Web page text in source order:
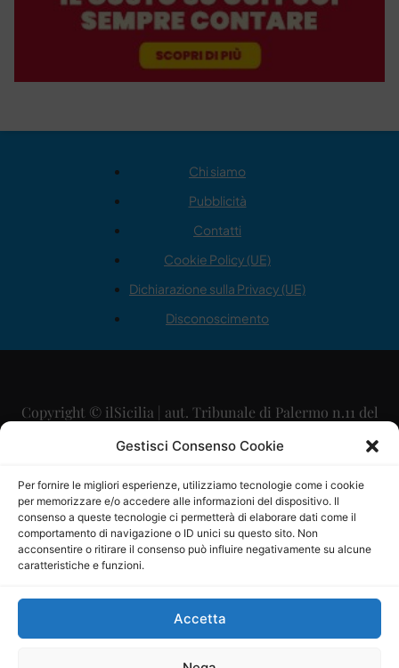
Gestisci Consenso Cookie
Per fornire le migliori esperienze, utilizziamo tecnologie come i cookie
per memorizzare e/o accedere alle informazioni del dispositivo. Il
consenso a queste tecnologie ci permetterà di elaborare dati come il
comportamento di navigazione o ID unici su questo sito. Non
acconsentire o ritirare il consenso può influire negativamente su alcune
caratteristiche e funzioni.
Accetta
Chi siamo
Pubblicità
Contatti
Cookie Policy (UE)
Dichiarazione sulla Privacy (UE)
Disconoscimento
Copyright © ilSicilia | aut. Tribunale di Palermo n.11 del
29/09/2015
Direttore Editoriale: Maurizio Scaglione
Direttore Responsabile: Maria Calabrese
P.IVA: 06334930820
Mercurio Comunicazione Società Cooperativa a r.l. è
iscritta al Registro degli Operatori di Comunicazione al